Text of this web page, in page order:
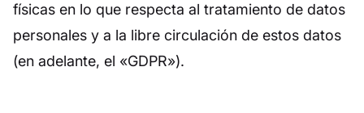
físicas en lo que respecta al tratamiento de datos
personales y a la libre circulación de estos datos
(en adelante, el «GDPR»).